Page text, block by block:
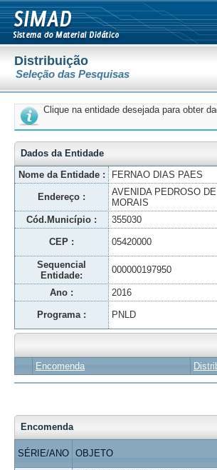
Distribuição
Seleção das Pesquisas
Clique na entidade desejada para obter
Dados da Entidade
Nome da Entidade :
FERNAO DIAS PAES
Endereço :
AVENIDA PEDROSO DE
MORAIS
Cód.Município : 355030
CEP : 05420000
Sequencial
Entidade:
000000197950
Ano : 2016
Programa : PNLD
Encomenda
Encomenda
SÉRIE/ANO OBJETO